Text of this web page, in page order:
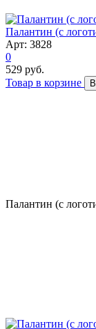
Палантин (с
Арт: 3828
0
529 руб.
Товар в корзине
Палантин (с